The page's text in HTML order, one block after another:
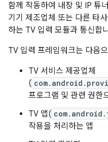
함께 작동하여 내장 및 IP 튜
기기 제조업체 또는 다른 타
하는 TV 입력 모듈과 통신합
TV 입력 프레임워크는 다음
TV 서비스 제공업체
(
프로그램 및 관련 권한
TV 앱(
작용을 처리하는 앱